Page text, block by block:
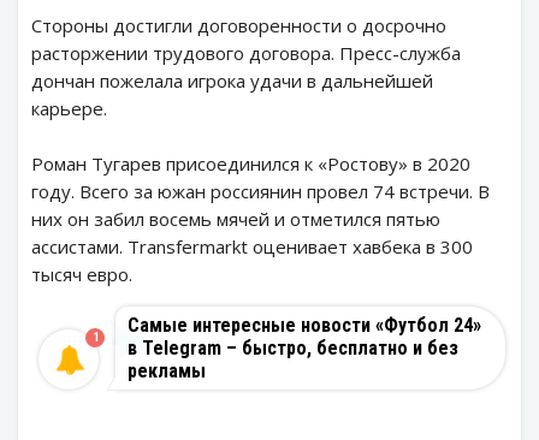
Стороны достигли договоренности о досрочно
расторжении трудового договора. Пресс-служба
дончан пожелала игрока удачи в дальнейшей
карьере.
Роман Тугарев присоединился к «Ростову» в 2020
году. Всего за южан россиянин провел 74 встречи. В
них он забил восемь мячей и отметился пятью
ассистами. Transfermarkt оценивает хавбека в 300
тысяч евро.
Самые интересные новости «Футбол 24»
в Telegram – быстро, бесплатно и без
рекламы
1